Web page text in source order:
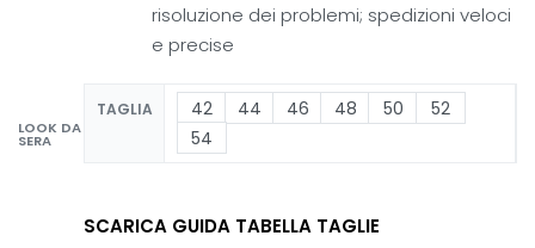
LOOK DA
SERA
risoluzione dei problemi; spedizioni veloci
e precise
TAGLIA 42 44 46 48 50
52
54
SCARICA GUIDA TABELLA TAGLIE